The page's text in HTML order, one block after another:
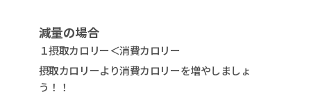
減量の場合
１摂取カロリー＜消費カロリー
摂取カロリーより消費カロリーを増やしましょ
う！！